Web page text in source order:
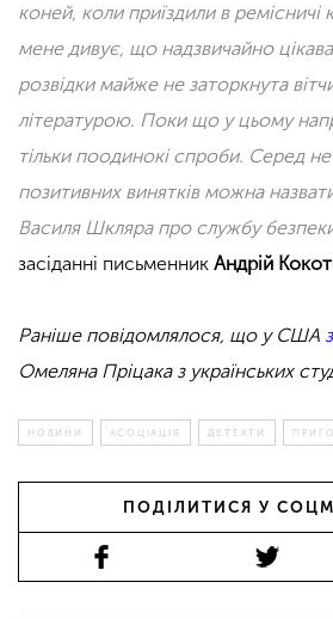
коней, коли приїздили в ремісничі
мене дивує, що надзвичайно цікава
розвідки майже не заторкнута
літературою. Поки що у цьому
тільки поодинокі спроби. Серед
позитивних винятків можна
Василя Шкляра про службу
засіданні письменник Андрій
Раніше повідомлялося, що у США
Омеляна Пріцака з українських
НОВИНИ АСОЦІАЦІЯ ДЕТЕКТИ
ПОДІЛИТИСЯ У